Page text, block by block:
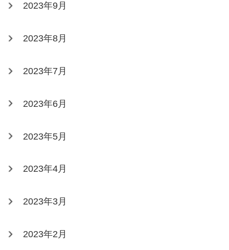
2023年9月
2023年8月
2023年7月
2023年6月
2023年5月
2023年4月
2023年3月
2023年2月